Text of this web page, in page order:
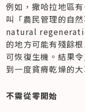
例如，撒哈拉地區
叫「農民管理的自
natural
的地方可能有殘餘
可恢復生機。結果
到一度貧瘠乾燥的
不需從零開始